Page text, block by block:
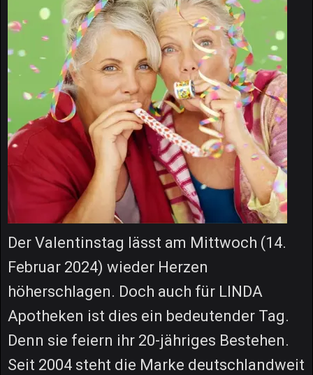
Der Valentinstag lässt am Mittwoch (14.
Februar 2024) wieder Herzen
höherschlagen. Doch auch für LINDA
Apotheken ist dies ein bedeutender Tag.
Denn sie feiern ihr 20-jähriges Bestehen.
Seit 2004 steht die Marke deutschlandweit